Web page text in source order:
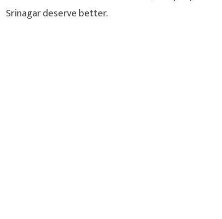
Srinagar deserve better.